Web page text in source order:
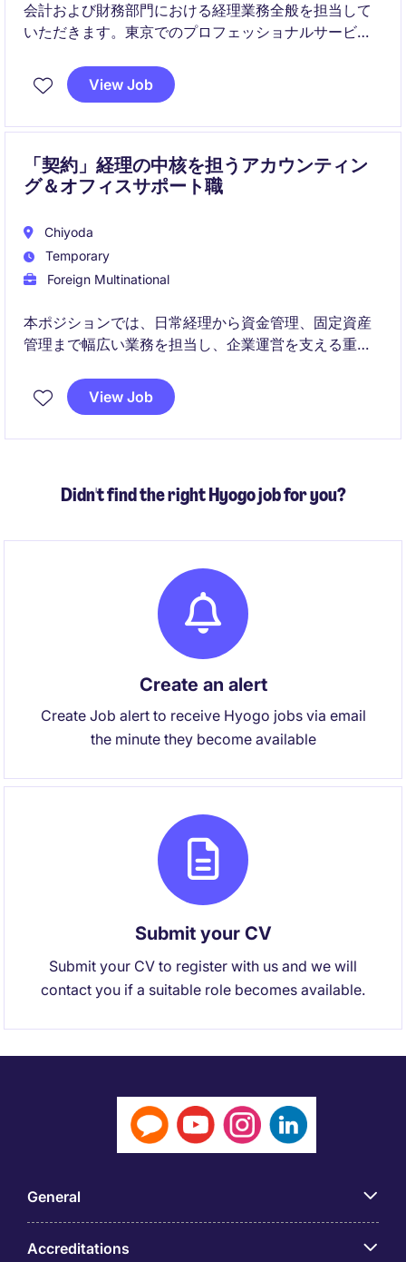
会計および財務部門における経理業務全般を担当して
いただきます。東京でのプロフェッショナルサービス
View Job
「契約」経理の中核を担うアカウンティン
グ＆オフィスサポート職
Chiyoda
Temporary
Foreign Multinational
本ポジションでは、日常経理から資金管理、固定資産
管理まで幅広い業務を担当し、企業運営を支える重要
部門として組織運営にも貢献できるポジションです。
View Job
Didn't find the right Hyogo job for you?
Create an alert
Create Job alert to receive Hyogo jobs via email
the minute they become available
Submit your CV
Submit your CV to register with us and we will
contact you if a suitable role becomes available.
General
Accreditations